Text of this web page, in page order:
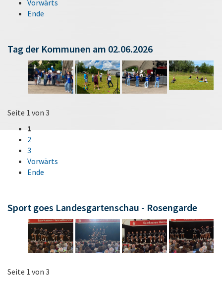
Vorwärts
Ende
Tag der Kommunen am 02.06.2026
Seite 1 von 3
1
2
3
Vorwärts
Ende
Sport goes Landesgartenschau - Rosengarde
Seite 1 von 3